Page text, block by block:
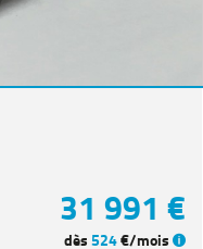
31 991 €
dès524€/mois